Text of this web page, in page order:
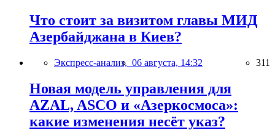
Что стоит за визитом главы МИД
Азербайджана в Киев?
Экспресс-анализ, 06 августа, 14:32 311
Новая модель управления для
AZAL, ASCO и «Азеркосмоса»:
какие изменения несёт указ?